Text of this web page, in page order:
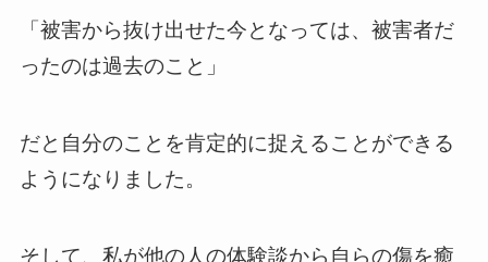
「被害から抜け出せた今となっては、被害者だ
ったのは過去のこと」
だと自分のことを肯定的に捉えることができる
ようになりました。
そして、私が他の人の体験談から自らの傷を癒